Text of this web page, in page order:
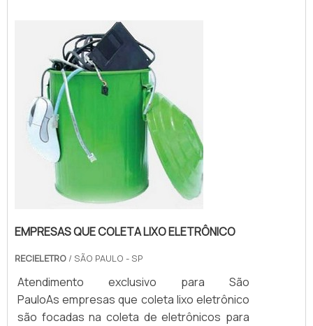
EMPRESAS QUE COLETA LIXO ELETRÔNICO
RECIELETRO / SÃO PAULO - SP
Atendimento exclusivo para São
PauloAs empresas que coleta lixo eletrônico
são focadas na coleta de eletrônicos para